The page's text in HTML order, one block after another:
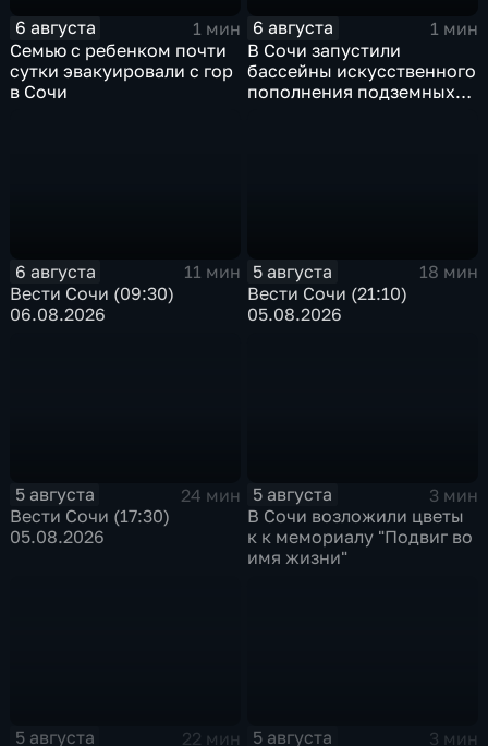
6 августа
1 мин
Семью с ребенком почти
сутки эвакуировали с гор
в Сочи
6 августа
1 мин
В Сочи запустили
бассейны искусственного
пополнения подземных
6 августа
11 мин
Вести Сочи (09:30)
06.08.2026
5 августа
18 мин
Вести Сочи (21:10)
05.08.2026
5 августа
24 мин
Вести Сочи (17:30)
05.08.2026
5 августа
3 мин
В Сочи возложили цветы
к к мемориалу "Подвиг во
имя жизни"
5 августа
22 мин
5 августа
3 мин